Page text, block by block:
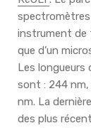
spectromètres
instrument de
que d’un
Les longueurs
sont : 244
nm. La
des plus